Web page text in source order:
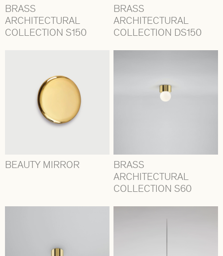
BRASS
ARCHITECTURAL
COLLECTION S150
BRASS
ARCHITECTURAL
COLLECTION DS150
BEAUTY MIRROR
BRASS
ARCHITECTURAL
COLLECTION S60